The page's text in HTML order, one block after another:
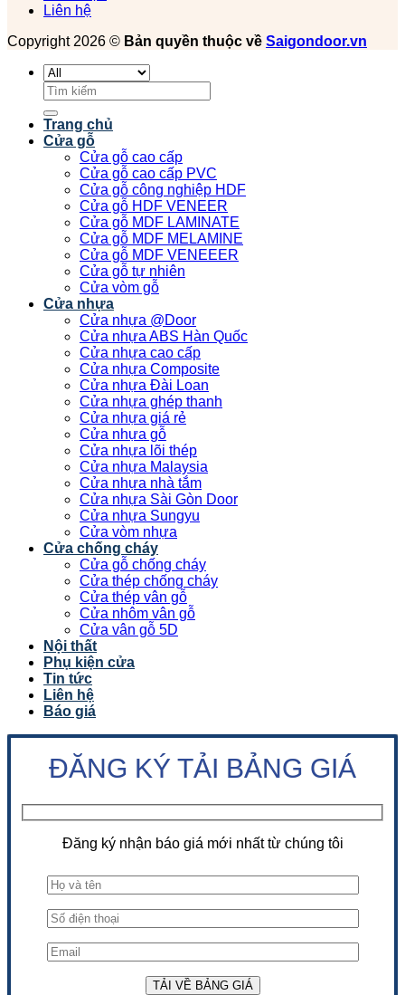
Liên hệ
Copyright 2026 © Bản quyền thuộc về Saigondoor.vn
Tìm
kiếm:
Trang chủ
Cửa gỗ
Cửa gỗ cao cấp
Cửa gỗ cao cấp PVC
Cửa gỗ công nghiệp HDF
Cửa gỗ HDF VENEER
Cửa gỗ MDF LAMINATE
Cửa gỗ MDF MELAMINE
Cửa gỗ MDF VENEEER
Cửa gỗ tự nhiên
Cửa vòm gỗ
Cửa nhựa
Cửa nhựa @Door
Cửa nhựa ABS Hàn Quốc
Cửa nhựa cao cấp
Cửa nhựa Composite
Cửa nhựa Đài Loan
Cửa nhựa ghép thanh
Cửa nhựa giá rẻ
Cửa nhựa gỗ
Cửa nhựa lõi thép
Cửa nhựa Malaysia
Cửa nhựa nhà tắm
Cửa nhựa Sài Gòn Door
Cửa nhựa Sungyu
Cửa vòm nhựa
Cửa chống cháy
Cửa gỗ chống cháy
Cửa thép chống cháy
Cửa thép vân gỗ
Cửa nhôm vân gỗ
Cửa vân gỗ 5D
Nội thất
Phụ kiện cửa
Tin tức
Liên hệ
Báo giá
ĐĂNG KÝ TẢI BẢNG GIÁ
Đăng ký nhận báo giá mới nhất từ chúng tôi